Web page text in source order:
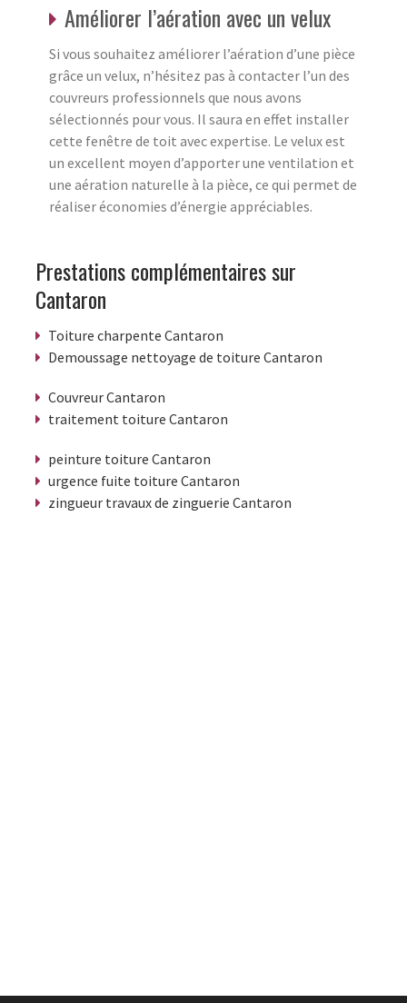
Améliorer l’aération avec un velux
Si vous souhaitez améliorer l’aération d’une pièce
grâce un velux, n’hésitez pas à contacter l’un des
couvreurs professionnels que nous avons
sélectionnés pour vous. Il saura en effet installer
cette fenêtre de toit avec expertise. Le velux est
un excellent moyen d’apporter une ventilation et
une aération naturelle à la pièce, ce qui permet de
réaliser économies d’énergie appréciables.
Prestations complémentaires sur
Cantaron
Toiture charpente Cantaron
Demoussage nettoyage de toiture Cantaron
Couvreur Cantaron
traitement toiture Cantaron
peinture toiture Cantaron
urgence fuite toiture Cantaron
zingueur travaux de zinguerie Cantaron